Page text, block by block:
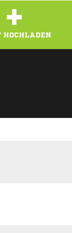
+
HOCHLADEN